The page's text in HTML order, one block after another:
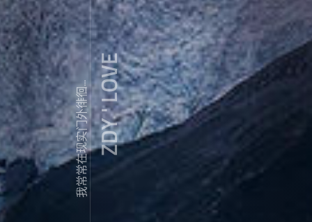
我常常在现实门外徘徊...ZDY ' LOVE